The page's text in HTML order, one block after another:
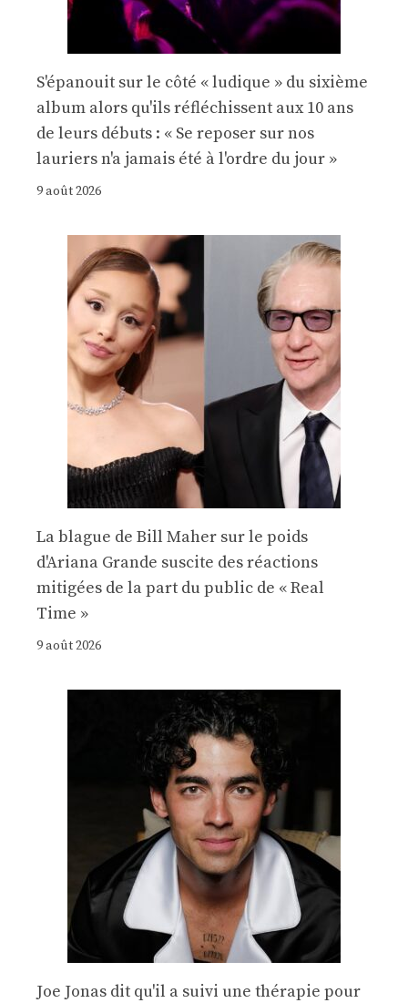
S'épanouit sur le côté « ludique » du sixième
album alors qu'ils réfléchissent aux 10 ans
de leurs débuts : « Se reposer sur nos
lauriers n'a jamais été à l'ordre du jour »
9 août 2026
La blague de Bill Maher sur le poids
d'Ariana Grande suscite des réactions
mitigées de la part du public de « Real
Time »
9 août 2026
Joe Jonas dit qu'il a suivi une thérapie pour